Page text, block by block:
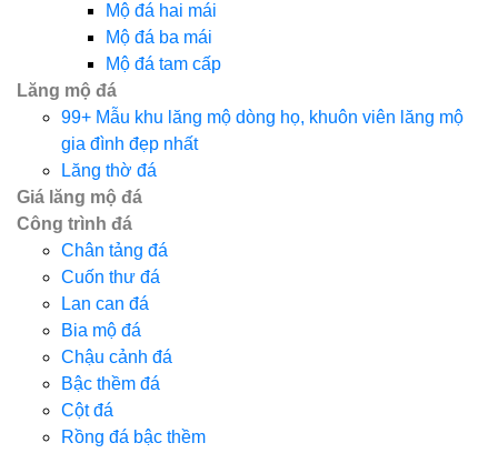
Mộ đá hai mái
Mộ đá ba mái
Mộ đá tam cấp
Lăng mộ đá
99+ Mẫu khu lăng mộ dòng họ, khuôn viên lăng mộ
gia đình đẹp nhất
Lăng thờ đá
Giá lăng mộ đá
Công trình đá
Chân tảng đá
Cuốn thư đá
Lan can đá
Bia mộ đá
Chậu cảnh đá
Bậc thềm đá
Cột đá
Rồng đá bậc thềm